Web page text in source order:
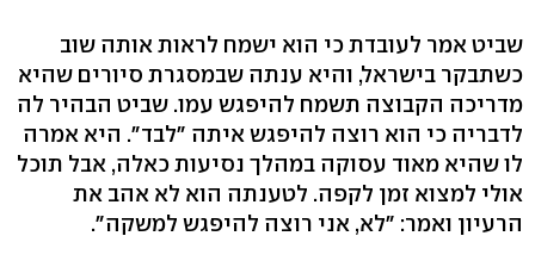
שביט אמר לעובדת כי הוא ישמח לראות אותה שוב
כשתבקר בישראל, והיא ענתה שבמסגרת סיורים שהיא
מדריכה הקבוצה תשמח להיפגש עמו. שביט הבהיר לה
לדבריה כי הוא רוצה להיפגש איתה "לבד". היא אמרה
לו שהיא מאוד עסוקה במהלך נסיעות כאלה, אבל תוכל
אולי למצוא זמן לקפה. לטענתה הוא לא אהב את
הרעיון ואמר: "לא, אני רוצה להיפגש למשקה".